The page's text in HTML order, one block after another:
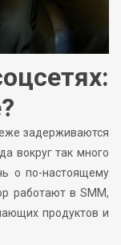
задерживаются
вокруг так много
о по-настоящему
работают в SMM,
продуктов и